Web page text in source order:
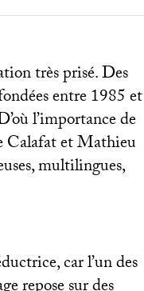
très prisé. Des
entre 1985 et
l’importance de
Calafat et Mathieu
multilingues,
car l’un des